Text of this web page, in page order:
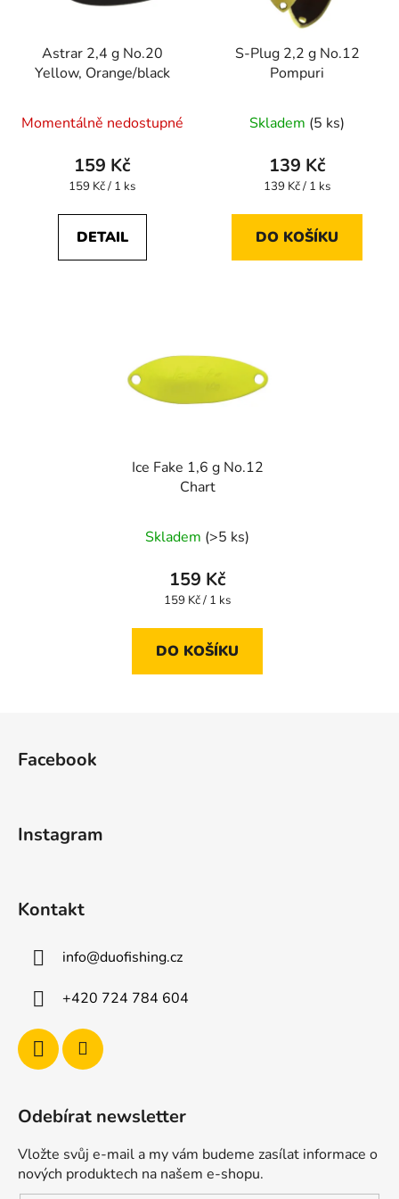
Astrar 2,4 g No.20
Yellow, Orange/black
Momentálně nedostupné
159 Kč
Měrná
159 Kč / 1 ks
DETAIL
S-Plug 2,2 g No.12
Pompuri
Skladem (5 ks)
139 Kč
Měrná
139 Kč / 1 ks
DO KOŠÍKU
Ice Fake 1,6 g No.12
Chart
Skladem (>5 ks)
159 Kč
Měrná
159 Kč / 1 ks
DO KOŠÍKU
Facebook
Instagram
Kontakt
info@duofishing.cz
+420 724 784 604
Odebírat newsletter
Vložte svůj e-mail a my vám budeme zasílat informace o
nových produktech na našem e-shopu.